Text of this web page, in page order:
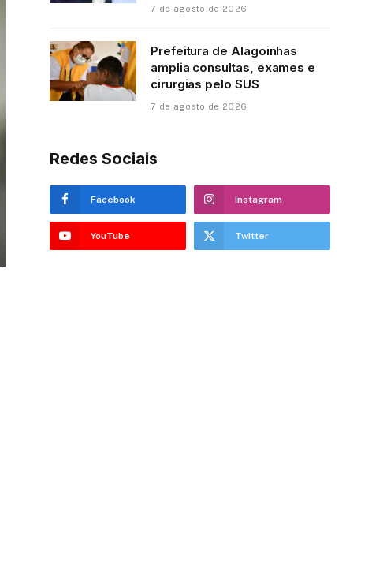
7 de agosto de 2026
Prefeitura de Alagoinhas
amplia consultas, exames e
cirurgias pelo SUS
7 de agosto de 2026
Redes Sociais
Facebook Instagram
YouTube Twitter